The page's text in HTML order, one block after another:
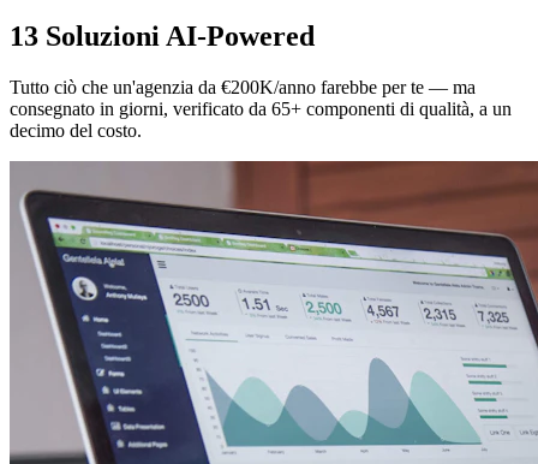
13 Soluzioni AI-Powered
Tutto ciò che un'agenzia da €200K/anno farebbe per te — ma
consegnato in giorni, verificato da 65+ componenti di qualità, a un
decimo del costo.